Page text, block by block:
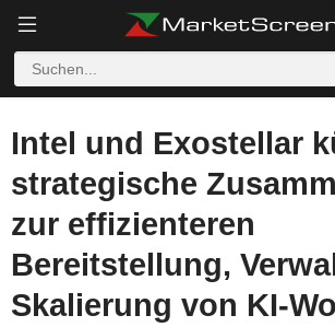
Intel und Exostellar
strategische
zur effizienteren
Bereitstellung,
Skalierung von KI-